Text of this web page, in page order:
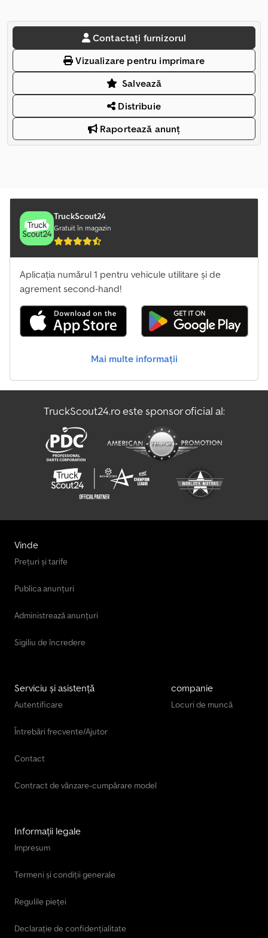
Contactați furnizorul
Vizualizare pentru imprimare
Salvează
Distribuie
Raportează anunț
TruckScout24
Gratuit în magazin
Aplicația numărul 1 pentru vehicule utilitare și de
agrement second-hand!
Mai multe informații
TruckScout24.ro este sponsor oficial al:
Vinde
Prețuri și tarife
Publica anunțuri
Administrează anunțuri
Sigiliu de încredere
Serviciu și asistență
Autentificare
Întrebări frecvente/Ajutor
Contact
Contract de vânzare-cumpărare model
companie
Locuri de muncă
Informații legale
Impresum
Termeni și condiții generale
Regulile pieței
Declarație de confidențialitate